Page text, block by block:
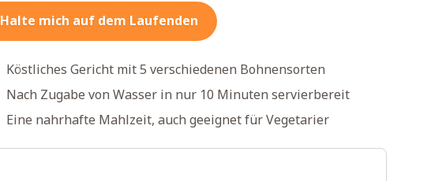
Halte mich auf dem Laufenden
Köstliches Gericht mit 5 verschiedenen Bohnensorten
Nach Zugabe von Wasser in nur 10 Minuten servierbereit
Eine nahrhafte Mahlzeit, auch geeignet für Vegetarier